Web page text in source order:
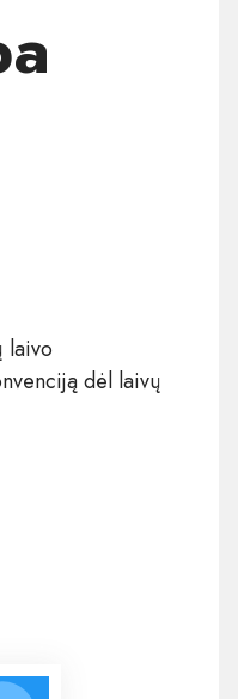
laivo
dėl laivų